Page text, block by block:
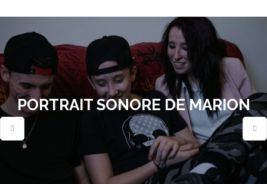
PORTRAIT SONORE DE MARION